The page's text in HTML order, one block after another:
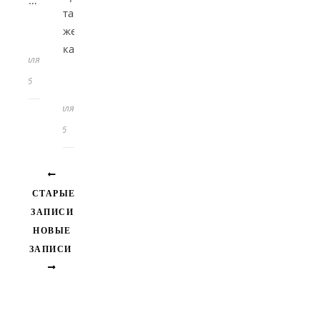
февраля
2026
так
же,
как…
февраля
2026
СТАРЫЕ
ЗАПИСИ
НОВЫЕ
ЗАПИСИ